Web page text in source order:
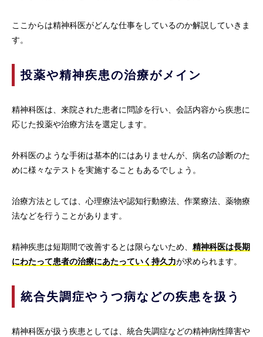
ここからは精神科医がどんな仕事をしているのか解説していきま
す。
投薬や精神疾患の治療がメイン
精神科医は、来院された患者に問診を行い、会話内容から疾患に
応じた投薬や治療方法を選定します。
外科医のような手術は基本的にはありませんが、病名の診断のた
めに様々なテストを実施することもあるでしょう。
治療方法としては、心理療法や認知行動療法、作業療法、薬物療
法などを行うことがあります。
精神疾患は短期間で改善するとは限らないため、 精神科医は長期
にわたって患者の治療にあたっていく持久力が求められます。
統合失調症やうつ病などの疾患を扱う
精神科医が扱う疾患としては、統合失調症などの精神病性障害や